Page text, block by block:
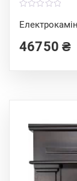
o
u
o
f
46750₴